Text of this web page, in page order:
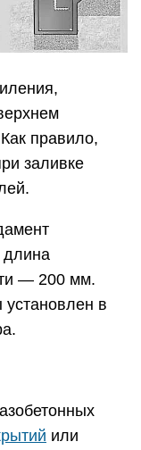
правило,
заливке
длина
— 200 мм.
установлен в
или